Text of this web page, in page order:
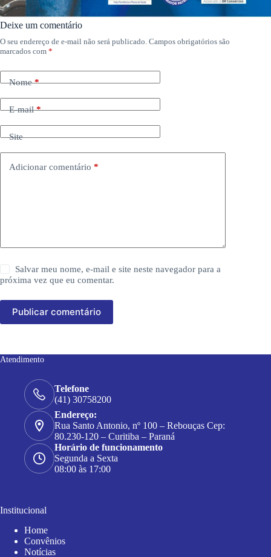
Deixe um comentário
O seu endereço de e-mail não será publicado. Campos obrigatórios são
marcados com *
Nome*
E-mail*
Site
Adicionar comentário *
Salvar meu nome, e-mail e site neste navegador para a
próxima vez que eu comentar.
Publicar comentário
Atendimento
Telefone
(41) 30758200
Endereço:
Rua Santo Antonio, nº 100 – Rebouças Cep:
80.230-120 – Curitiba – Paraná
Horário de funcionamento
Segunda a Sexta
08:00 às 17:00
Institucional
Home
Convênios
Notícias